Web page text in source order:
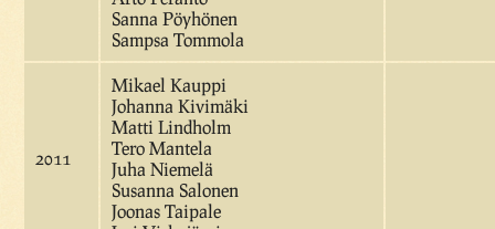
Sanna Pöyhönen
Sampsa Tommola
2011
Mikael Kauppi
Johanna Kivimäki
Matti Lindholm
Tero Mantela
Juha Niemelä
Susanna Salonen
Joonas Taipale